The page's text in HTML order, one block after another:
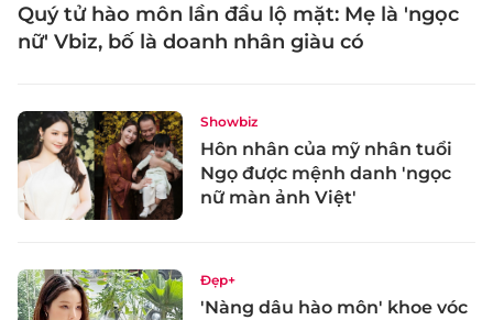
Quý tử hào môn lần đầu lộ mặt: Mẹ là 'ngọc
nữ' Vbiz, bố là doanh nhân giàu có
Showbiz
Hôn nhân của mỹ nhân tuổi
Ngọ được mệnh danh 'ngọc
nữ màn ảnh Việt'
Đẹp+
'Nàng dâu hào môn' khoe vóc